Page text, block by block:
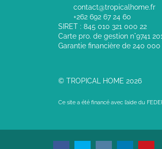
contact@tropicalhome.fr
+262 692 67 24 60
SIRET : 845 010 321 000 22
Carte pro. de gestion n°9741
Garantie financière de 240
© TROPICAL HOME 2026
Ce site a été financé avec l’aide du